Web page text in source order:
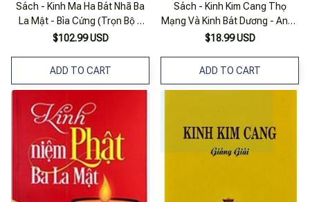
Sách - Kinh Ma Ha Bát Nhã Ba
La Mật - Bìa Cứng (Trọn Bộ 3
Tập)
$102.99 USD
ADD TO CART
Sách - Kinh Kim Cang Thọ
Mạng Và Kinh Bát Dương - Anan
Books
$18.99 USD
ADD TO CART